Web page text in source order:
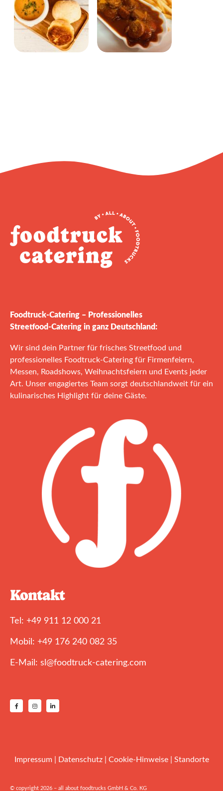
Foodtruck‑Catering – Professionelles
Streetfood‑Catering in ganz Deutschland:
Wir sind dein Partner für frisches Streetfood und
professionelles Foodtruck‑Catering für Firmenfeiern,
Messen, Roadshows, Weihnachtsfeiern und Events jeder
Art. Unser engagiertes Team sorgt deutschlandweit für ein
kulinarisches Highlight für deine Gäste.
Kontakt
Tel: +49 911 12 000 21
Mobil: +49 176 240 082 35
E-Mail: sl@foodtruck-catering.com
Impressum| Datenschutz| Cookie-Hinweise| Standorte
© copyright 2026 – all about foodtrucks GmbH & Co. KG